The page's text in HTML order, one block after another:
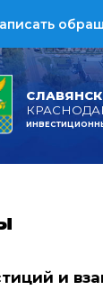
и